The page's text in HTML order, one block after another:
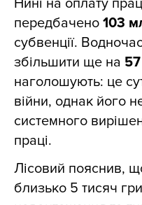
Нині на оплату
передбачено 103
субвенції.
збільшити ще на
наголошують: це
війни, однак його
системного
праці.
Лісовий пояснив,
близько 5 тисяч